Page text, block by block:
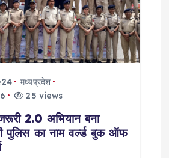
मध्यप्रदेश
25 views
2.0 अभियान बना
पुलिस का नाम वर्ल्ड बुक ऑफ